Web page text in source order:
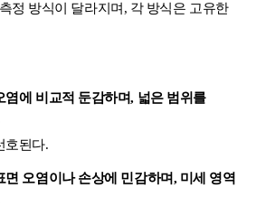
정 방식이 달라지며, 각 방식은 고유한
염에 비교적 둔감하며, 넓은 범위를
호된다.
면 오염이나 손상에 민감하며, 미세 영역